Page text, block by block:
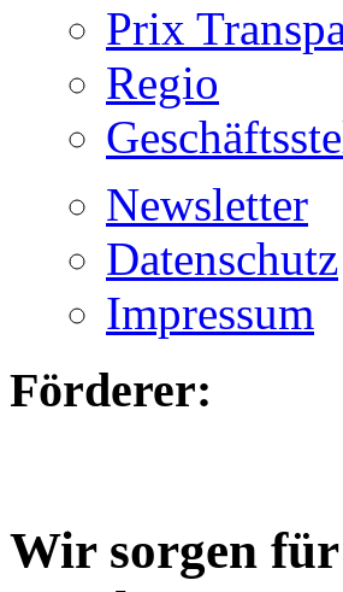
Prix
Regio
Newsletter
Datenschutz
Impressum
Förderer:
Wir sorgen